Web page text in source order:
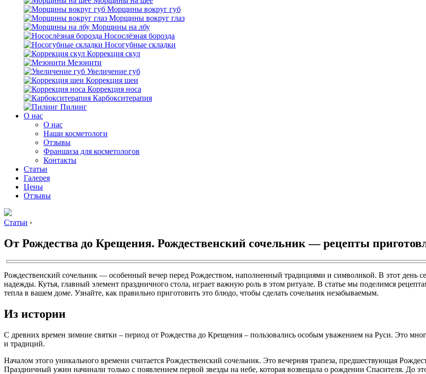
Морщины вокруг губ
Морщины вокруг глаз
Морщины на лбу
Носослёзная борозда
Носогубные складки
Коррекция скул
Мезонити
Увеличение губ
Коррекция шеи
Коррекция носа
Карбокситерапия
Пилинг
O нас
O нас
Наши косметологи
Отзывы
Франшиза для косметологов
Контакты
Статьи
Галерея
Цены
Отзывы
Статьи ›
От Рождества до Крещения. Рождественский сочельник — рецепты
Рождественский сочельник — особенный вечер перед Рождеством, наполненный традициями и символикой. В этот день
надежды. Кутья, главный элемент праздничного стола, играет важную роль в этом ритуале. В статье мы поделимся
тепла в вашем доме. Узнайте, как правильно приготовить это блюдо, чтобы сделать сочельник незабываемым.
Из истории
С древних времен зимние святки – период от Рождества до Крещения – пользовались особым уважением на Руси. Это
и традиций.
Началом этого уникального времени считается Рождественский сочельник. Это вечерняя трапеза, предшествующая
Праздничный ужин начинали только с появлением первой звезды на небе, которая возвещала о рождении Спасителя. До